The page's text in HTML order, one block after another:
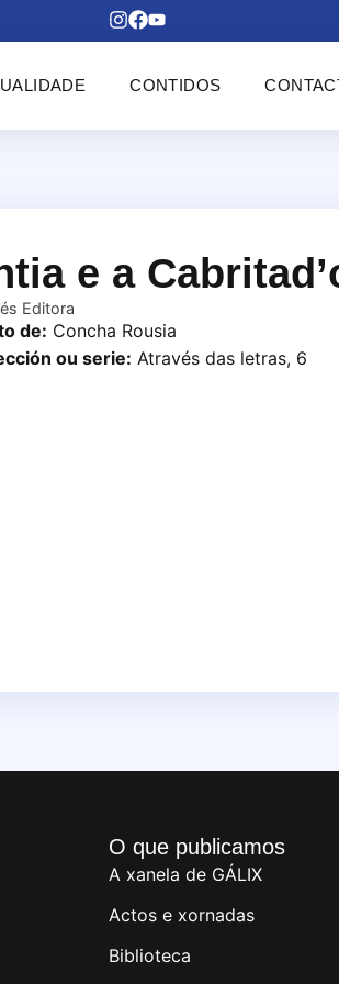
CONTIDOS
e a
Editora
de: Concha Rousia
ou serie: Através das letras, 6
O que publicamos
A xanela de GÁLIX
Actos e xornadas
Biblioteca